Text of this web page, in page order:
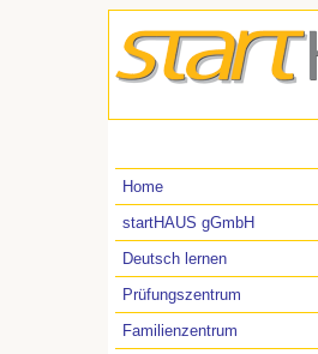
Home
startHAUS gGmbH
Deutsch lernen
Prüfungszentrum
Familienzentrum